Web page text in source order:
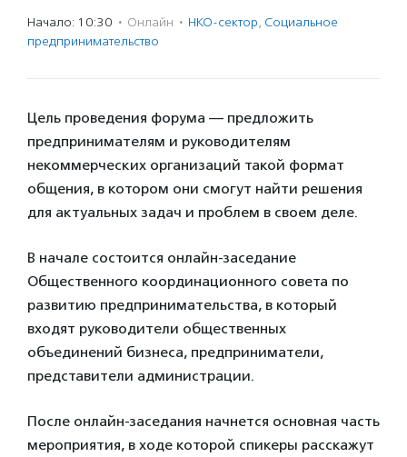
Начало: 10:30 · Онлайн · НКО-сектор, Социальное
предпри­нима­тель­ство
Цель проведения форума — предложить
предпринимателям и руководителям
некоммерческих организаций такой формат
общения, в котором они смогут найти решения
для актуальных задач и проблем в своем деле.
В начале состоится онлайн-заседание
Общественного координационного совета по
развитию предпринимательства, в который
входят руководители общественных
объединений бизнеса, предприниматели,
представители администрации.
После онлайн-заседания начнется основная часть
мероприятия, в ходе которой спикеры расскажут